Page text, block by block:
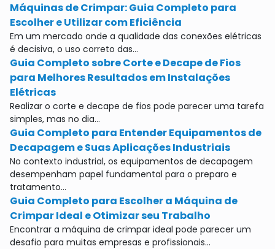
Máquinas de Crimpar: Guia Completo para
Escolher e Utilizar com Eficiência
Em um mercado onde a qualidade das conexões elétricas
é decisiva, o uso correto das...
Guia Completo sobre Corte e Decape de Fios
para Melhores Resultados em Instalações
Elétricas
Realizar o corte e decape de fios pode parecer uma tarefa
simples, mas no dia...
Guia Completo para Entender Equipamentos de
Decapagem e Suas Aplicações Industriais
No contexto industrial, os equipamentos de decapagem
desempenham papel fundamental para o preparo e
tratamento...
Guia Completo para Escolher a Máquina de
Crimpar Ideal e Otimizar seu Trabalho
Encontrar a máquina de crimpar ideal pode parecer um
desafio para muitas empresas e profissionais...